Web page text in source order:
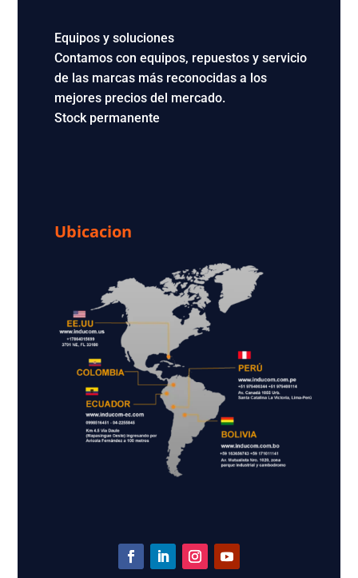
Equipos y soluciones
Contamos con equipos, repuestos y servicio
de las marcas más reconocidas a los
mejores precios del mercado.
Stock permanente
Ubicacion